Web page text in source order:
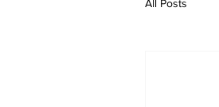
All Posts